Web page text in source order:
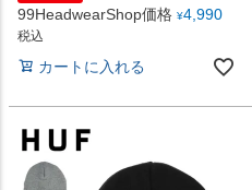
99HeadwearShop価格 ¥4,990
税込
カートに入れる